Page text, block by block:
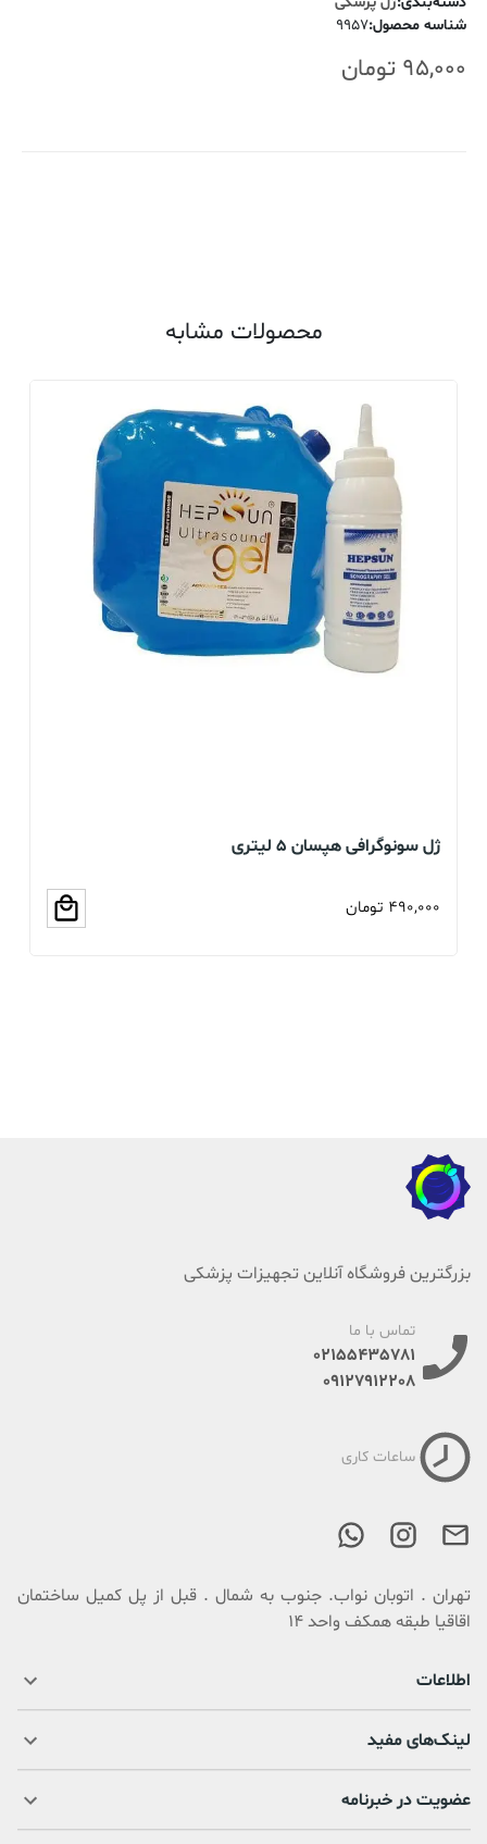
شناسه محصول:
9957
95,000 تومان
محصولات مشابه
ژل سونوگرافی هپسان 5 لیتری
490,000 تومان
بزرگترین فروشگاه آنلاین تجهیزات پزشکی
تماس با ما
02155435781
09127912208
ساعات کاری
تهران . اتوبان نواب. جنوب به شمال . قبل از پل کمیل ساختمان
اقاقیا طبقه همکف واحد 14
اطلاعات
لینک‌های مفید
عضویت در خبرنامه